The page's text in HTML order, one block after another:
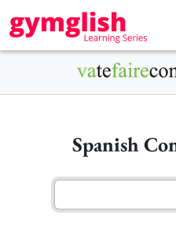
Spanish